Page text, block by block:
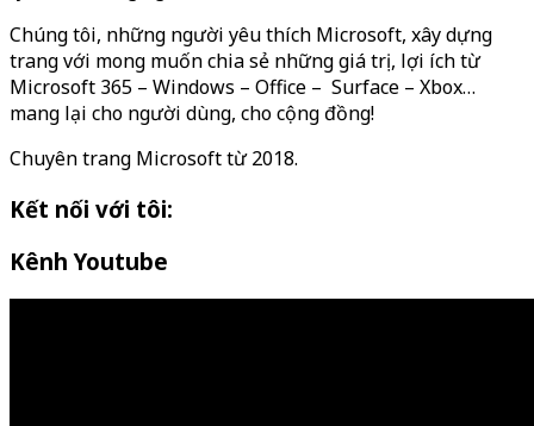
Chúng tôi, những người yêu thích Microsoft, xây dựng
trang với mong muốn chia sẻ những giá trị, lợi ích từ
Microsoft 365 – Windows – Office – Surface – Xbox…
mang lại cho người dùng, cho cộng đồng!
Chuyên trang Microsoft từ 2018.
Kết nối với tôi:
Kênh Youtube